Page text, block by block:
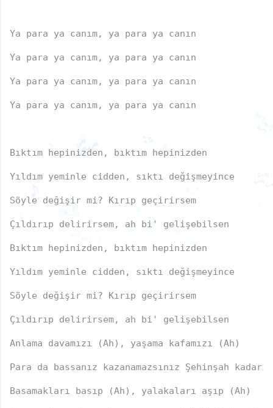
Ya para ya canım, ya para ya canın
Ya para ya canım, ya para ya canın
Ya para ya canım, ya para ya canın
Ya para ya canım, ya para ya canın
Bıktım hepinizden, bıktım hepinizden
Yıldım yeminle cidden, sıktı değişmeyince
Söyle değişir mi? Kırıp geçirirsem
Çıldırıp delirirsem, ah bi' gelişebilsen
Bıktım hepinizden, bıktım hepinizden
Yıldım yeminle cidden, sıktı değişmeyince
Söyle değişir mi? Kırıp geçirirsem
Çıldırıp delirirsem, ah bi' gelişebilsen
Anlama davamızı (Ah), yaşama kafamızı (Ah)
Para da bassanız kazanamazsınız Şehinşah
Basamakları basıp (Ah), yalakaları aşıp (Ah)
🎵
♬
🎵🎶
🎶
♪ ♬
♬
♬
🎵🎶
♫
🎶 ♪
🎶
♪
♩
♬
🎶
♩
♪
🎶
♩
♫
🎶
♪
🎵
🎶